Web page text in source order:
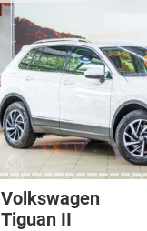
Volkswagen
Tiguan II